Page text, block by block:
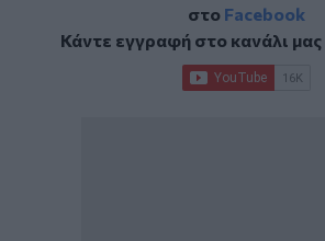
στο Facebook
Κάντε εγγραφή στο κανάλι